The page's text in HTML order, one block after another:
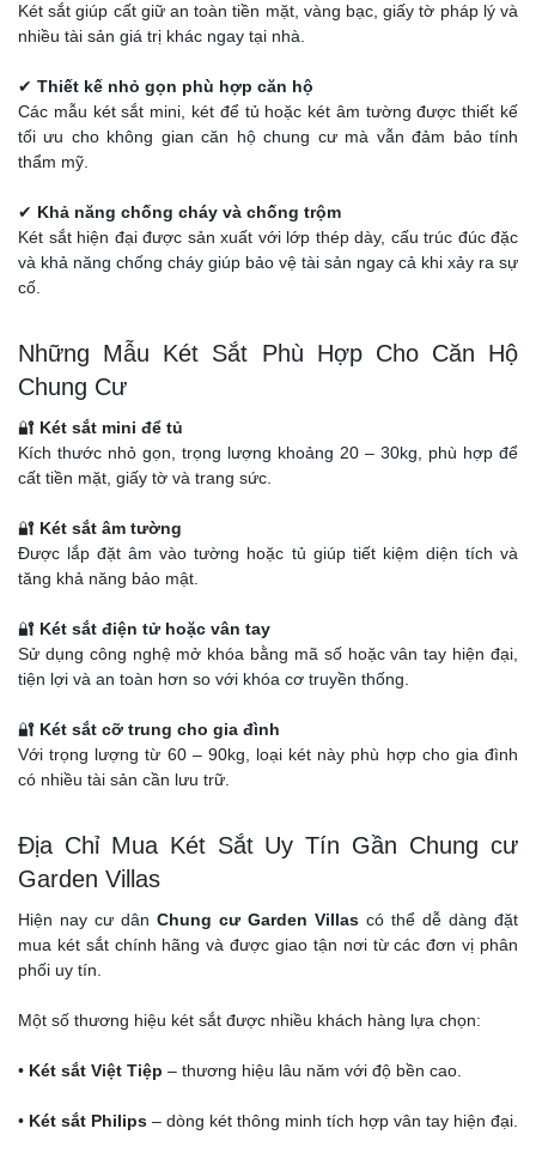
Két sắt giúp cất giữ an toàn tiền mặt, vàng bạc, giấy tờ pháp lý và
nhiều tài sản giá trị khác ngay tại nhà.
✔ Thiết kế nhỏ gọn phù hợp căn hộ
Các mẫu két sắt mini, két để tủ hoặc két âm tường được thiết kế
tối ưu cho không gian căn hộ chung cư mà vẫn đảm bảo tính
thẩm mỹ.
✔ Khả năng chống cháy và chống trộm
Két sắt hiện đại được sản xuất với lớp thép dày, cấu trúc đúc đặc
và khả năng chống cháy giúp bảo vệ tài sản ngay cả khi xảy ra sự
cố.
Những Mẫu Két Sắt Phù Hợp Cho Căn Hộ
Chung Cư
🔐 Két sắt mini để tủ
Kích thước nhỏ gọn, trọng lượng khoảng 20 – 30kg, phù hợp để
cất tiền mặt, giấy tờ và trang sức.
🔐 Két sắt âm tường
Được lắp đặt âm vào tường hoặc tủ giúp tiết kiệm diện tích và
tăng khả năng bảo mật.
🔐 Két sắt điện tử hoặc vân tay
Sử dụng công nghệ mở khóa bằng mã số hoặc vân tay hiện đại,
tiện lợi và an toàn hơn so với khóa cơ truyền thống.
🔐 Két sắt cỡ trung cho gia đình
Với trọng lượng từ 60 – 90kg, loại két này phù hợp cho gia đình
có nhiều tài sản cần lưu trữ.
Địa Chỉ Mua Két Sắt Uy Tín Gần Chung cư
Garden Villas
Hiện nay cư dân Chung cư Garden Villas có thể dễ dàng đặt
mua két sắt chính hãng và được giao tận nơi từ các đơn vị phân
phối uy tín.
Một số thương hiệu két sắt được nhiều khách hàng lựa chọn:
• Két sắt Việt Tiệp – thương hiệu lâu năm với độ bền cao.
• Két sắt Philips – dòng két thông minh tích hợp vân tay hiện đại.